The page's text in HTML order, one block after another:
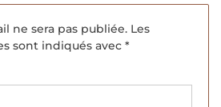
ne sera pas publiée. Les
sont indiqués avec *